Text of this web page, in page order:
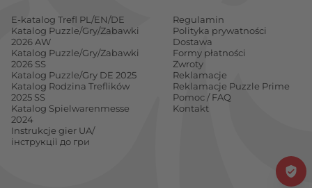
E-katalog Trefl PL/EN/DE
Katalog Puzzle/Gry/Zabawki
2026 AW
Katalog Puzzle/Gry/Zabawki
2026 SS
Katalog Puzzle/Gry DE 2025
Katalog Rodzina Treflików
2025 SS
Katalog Spielwarenmesse
2024
Instrukcje gier UA/
інструкції до гри
Regulamin
Polityka prywatności
Dostawa
Formy płatności
Zwroty
Reklamacje
Reklamacje Puzzle Prime
Pomoc / FAQ
Kontakt